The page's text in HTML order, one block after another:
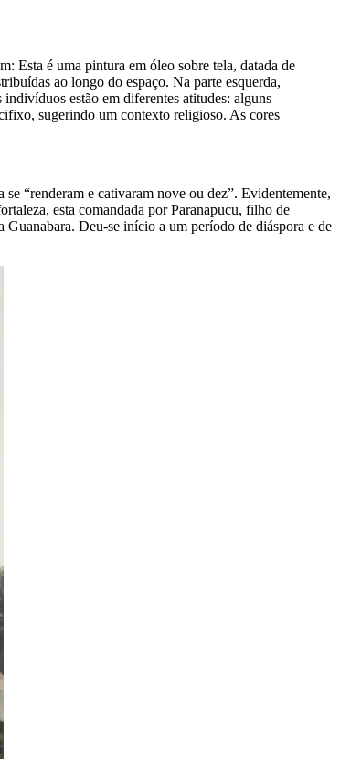
Esta é uma pintura em óleo sobre tela, datada de
ao longo do espaço. Na parte esquerda,
estão em diferentes atitudes: alguns
sugerindo um contexto religioso. As cores
“renderam e cativaram nove ou dez”. Evidentemente,
esta comandada por Paranapucu, filho de
Deu-se início a um período de diáspora e de